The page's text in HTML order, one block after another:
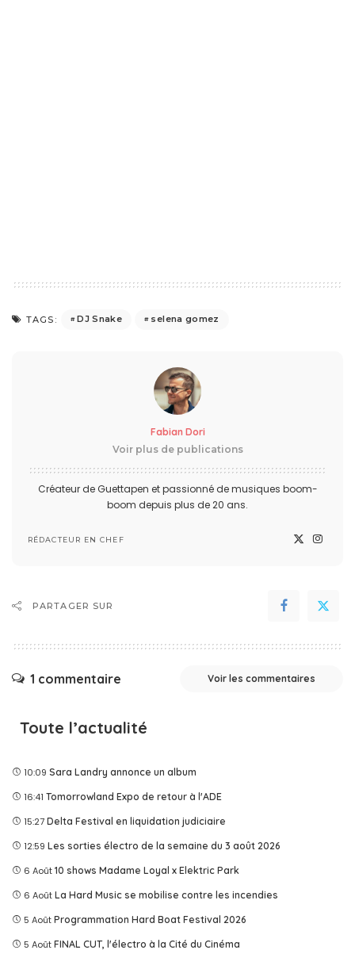
TAGS: DJ Snake selena gomez
Fabian Dori
Voir plus de publications
Créateur de Guettapen et passionné de musiques boom-
boom depuis plus de 20 ans.
RÉDACTEUR EN CHEF
PARTAGER SUR
1 commentaire Voir les commentaires
Toute l’actualité
10:09 Sara Landry annonce un album
16:41 Tomorrowland Expo de retour à l'ADE
15:27 Delta Festival en liquidation judiciaire
12:59 Les sorties électro de la semaine du 3 août 2026
6 Août 10 shows Madame Loyal x Elektric Park
6 Août La Hard Music se mobilise contre les incendies
5 Août Programmation Hard Boat Festival 2026
5 Août FINAL CUT, l'électro à la Cité du Cinéma